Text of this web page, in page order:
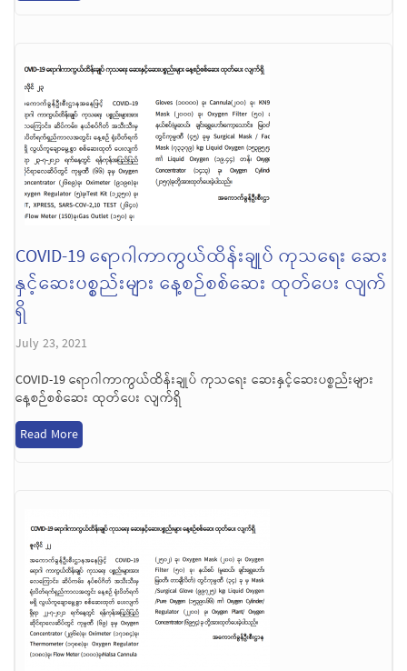
COVID-19 ရောဂါကာကွယ်ထိန်းချုပ် ကုသရေး ဆေး
နှင့်ဆေးပစ္စည်းများ နေ့စဉ်စစ်ဆေး ထုတ်ပေး လျက်
ရှိ
July 23, 2021
COVID-19 ရောဂါကာကွယ်ထိန်းချုပ် ကုသရေး ဆေးနှင့်ဆေးပစ္စည်းများ
နေ့စဉ်စစ်ဆေး ထုတ်ပေး လျက်ရှိ
Read More